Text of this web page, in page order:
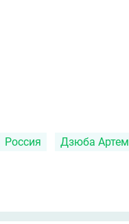
Россия Дзюба Артем